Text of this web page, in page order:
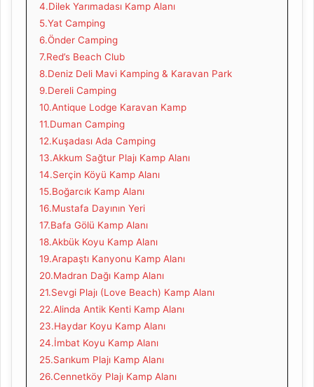
4.Dilek Yarımadası Kamp Alanı
5.Yat Camping
6.Önder Camping
7.Red’s Beach Club
8.Deniz Deli Mavi Kamping & Karavan Park
9.Dereli Camping
10.Antique Lodge Karavan Kamp
11.Duman Camping
12.Kuşadası Ada Camping
13.Akkum Sağtur Plajı Kamp Alanı
14.Serçin Köyü Kamp Alanı
15.Boğarcık Kamp Alanı
16.Mustafa Dayının Yeri
17.Bafa Gölü Kamp Alanı
18.Akbük Koyu Kamp Alanı
19.Arapaştı Kanyonu Kamp Alanı
20.Madran Dağı Kamp Alanı
21.Sevgi Plajı (Love Beach) Kamp Alanı
22.Alinda Antik Kenti Kamp Alanı
23.Haydar Koyu Kamp Alanı
24.İmbat Koyu Kamp Alanı
25.Sarıkum Plajı Kamp Alanı
26.Cennetköy Plajı Kamp Alanı